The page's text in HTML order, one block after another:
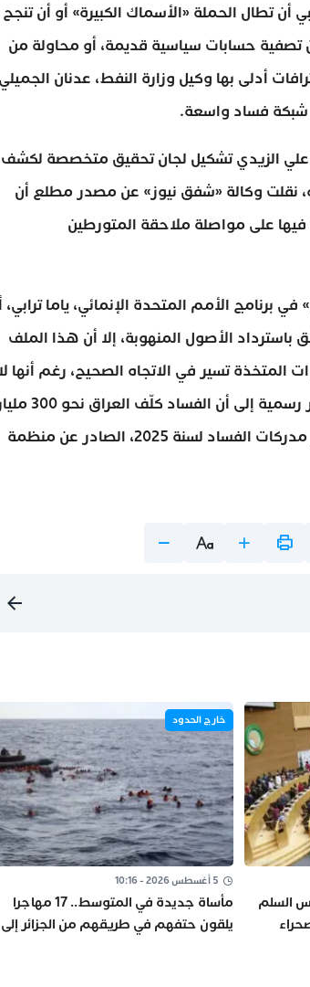
تطال الحملة «الأسماك الكبيرة» أو أن تنجح
تصفية حسابات سياسية قديمة، أو محاولة من
أدلى بها وكيل وزارة النفط، عدنان
شبكة فساد واسعة.
علي الزيدي تشكيل لجان تحقيق متخصصة لكشف
نقلت وكالة «شفق نيوز» عن مصدر مطلع أن
على مواصلة ملاحقة المتورطين
الأمم المتحدة الإنمائي، ياما ترابي،
الأصول المنهوبة، إلا أن هذا الملف
المتخذة تسير في الاتجاه الصحيح، رغم أنها
تزال بحاجة إلى مزيد من الإجراءات لتعزيز فعاليتها. وتشير تقديرات غير رسمية إلى أن الفساد كلّف العراق نحو 300 مليار
دولار خلال العقدين الماضيين، فيما يحتل البلد المرتبة 136 على مؤشر مدركات الفساد لسنة 2025، الصادر عن منظمة
السلم
خارج الحدود
5 أغسطس 2026 - 10:16
مأساة جديدة في المتوسط.. 17 مهاجرا
يلقون حتفهم في طريقهم من الجزائر إلى